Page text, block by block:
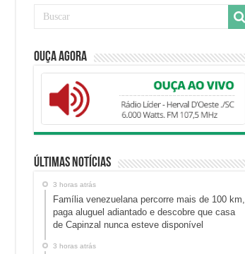
Ouça Agora
Últimas Notícias
3 horas atrás
Família venezuelana percorre mais de 100 km,
paga aluguel adiantado e descobre que casa
de Capinzal nunca esteve disponível
3 horas atrás